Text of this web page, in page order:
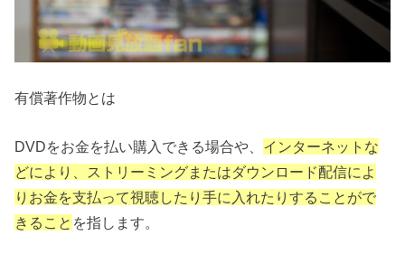
有償著作物とは
DVDをお金を払い購入できる場合や、 インターネットな
どにより、ストリーミングまたはダウンロード配信によ
りお金を支払って視聴したり手に入れたりすることがで
きること を指します。